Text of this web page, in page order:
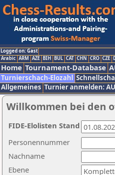
Logged on: Gast
Arabic ARM AZE BIH BUL CAT CHN CRO CZE
Home Tournament-Database
Turnierschach-Elozahl
Allgemeines Turnier anmelden:
Willkommen bei den
Nachname
Ebene
Personennummer
FIDE-Elolisten Stand